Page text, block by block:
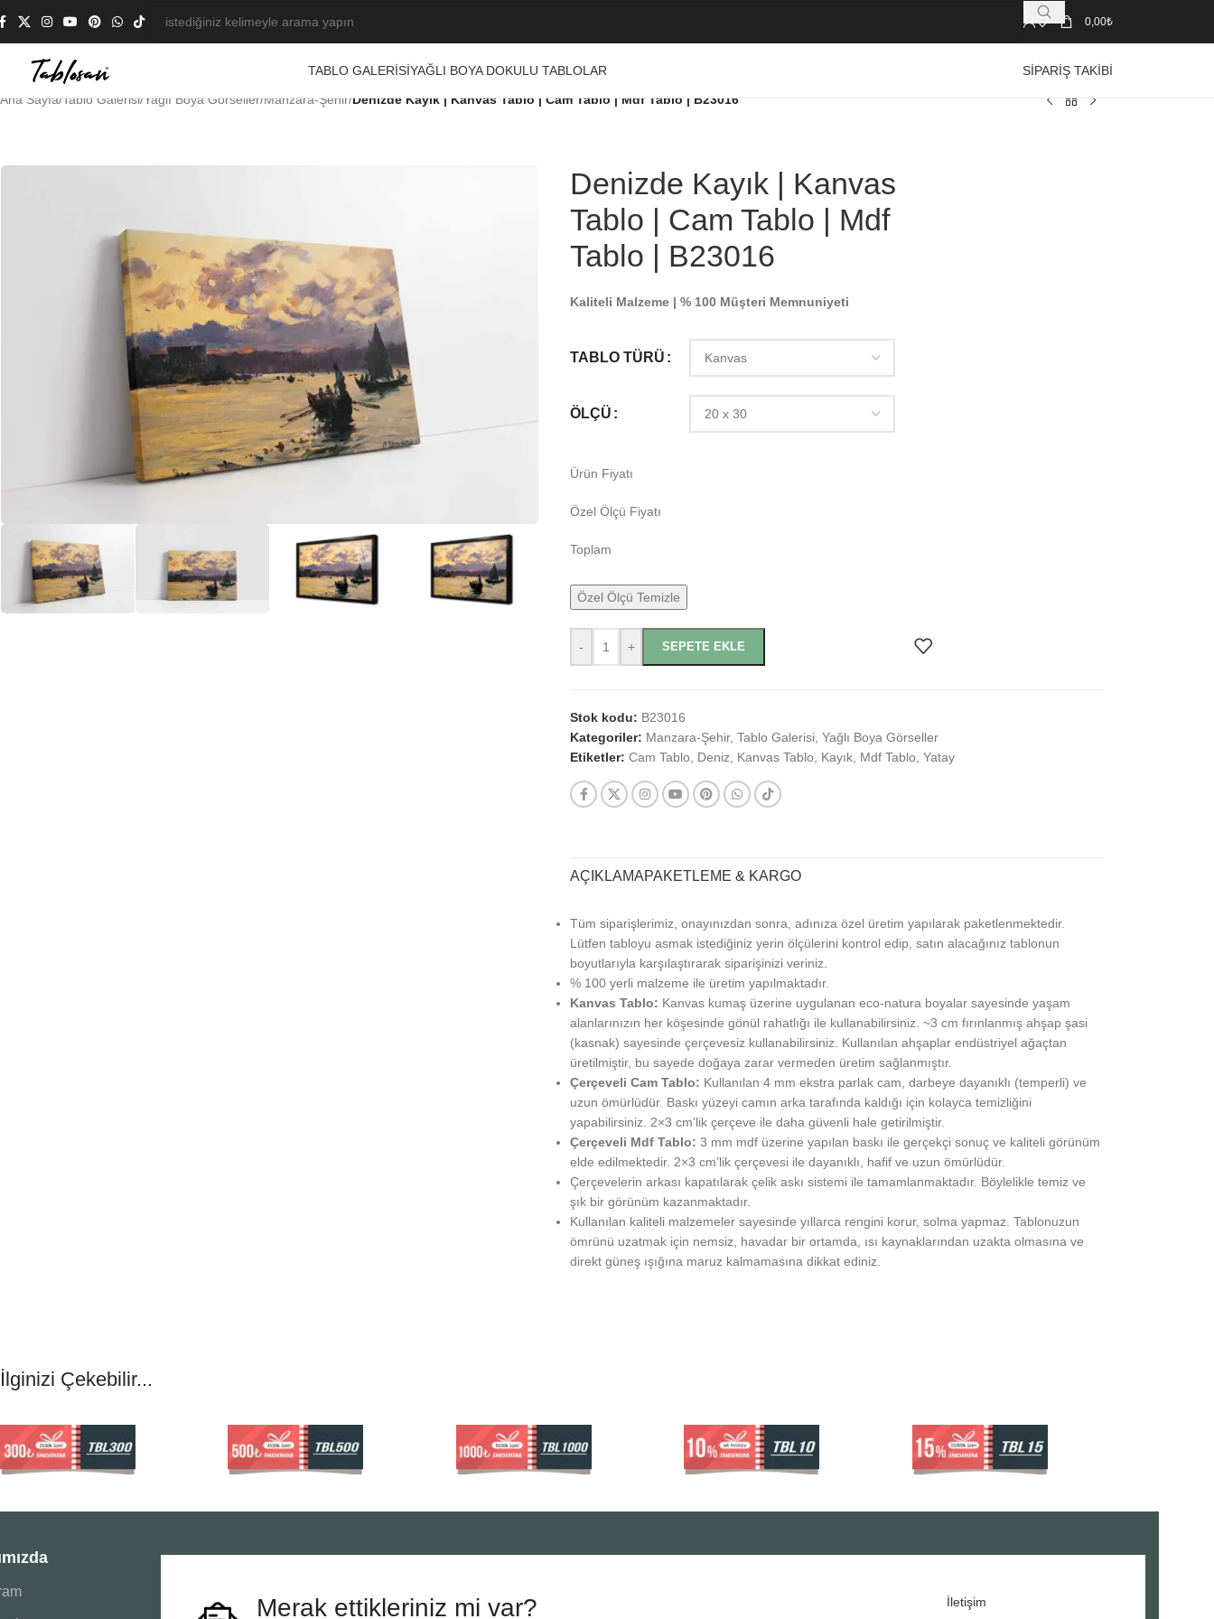
0,00₺
TABLO GALERISIYAĞLI BOYA DOKULU TABLOLAR SIPARIŞ TAKIBI
Ana Sayfa/ Tablo Galerisi/ Yağlı Boya Görseller/Manzara-Şehir/Denizde Kayık | Kanvas Tablo | Cam Tablo | Mdf Tablo | B23016
Denizde Kayık | Kanvas
Tablo | Cam Tablo | Mdf
Tablo | B23016
Kaliteli Malzeme | % 100 Müşteri Memnuniyeti
TABLO TÜRÜ
ÖLÇÜ
Ürün Fiyatı
Özel Ölçü Fiyatı
Toplam
Özel Ölçü Temizle
- + SEPETE EKLE
Stok kodu: B23016
Kategoriler: Manzara-Şehir, Tablo Galerisi Yağlı Boya Görseller
Etiketler: Cam Tablo Deniz Kanvas Tablo Kayık Mdf Tablo Yatay
AÇIKLAMAPAKETLEME & KARGO
Tüm siparişlerimiz, onayınızdan sonra, adınıza özel üretim yapılarak paketlenmektedir.
Lütfen tabloyu asmak istediğiniz yerin ölçülerini kontrol edip, satın alacağınız tablonun
boyutlarıyla karşılaştırarak siparişinizi veriniz.
% 100 yerli malzeme ile üretim yapılmaktadır.
Kanvas Tablo: Kanvas kumaş üzerine uygulanan eco-natura boyalar sayesinde yaşam
alanlarınızın her köşesinde gönül rahatlığı ile kullanabilirsiniz. ~3 cm fırınlanmış ahşap şasi
(kasnak) sayesinde çerçevesiz kullanabilirsiniz. Kullanılan ahşaplar endüstriyel ağaçtan
üretilmiştir, bu sayede doğaya zarar vermeden üretim sağlanmıştır.
Çerçeveli Cam Tablo: Kullanılan 4 mm ekstra parlak cam, darbeye dayanıklı (temperli) ve
uzun ömürlüdür. Baskı yüzeyi camın arka tarafında kaldığı için kolayca temizliğini
yapabilirsiniz. 2×3 cm’lik çerçeve ile daha güvenli hale getirilmiştir.
Çerçeveli Mdf Tablo: 3 mm mdf üzerine yapılan baskı ile gerçekçi sonuç ve kaliteli görünüm
elde edilmektedir. 2×3 cm’lik çerçevesi ile dayanıklı, hafif ve uzun ömürlüdür.
Çerçevelerin arkası kapatılarak çelik askı sistemi ile tamamlanmaktadır. Böylelikle temiz ve
şık bir görünüm kazanmaktadır.
Kullanılan kaliteli malzemeler sayesinde yıllarca rengini korur, solma yapmaz. Tablonuzun
ömrünü uzatmak için nemsiz, havadar bir ortamda, ısı kaynaklarından uzakta olmasına ve
direkt güneş ışığına maruz kalmamasına dikkat ediniz.
İlginizi Çekebilir...
Merak ettikleriniz mi var? İletişim